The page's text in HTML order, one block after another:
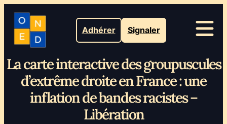
Adhérer Signaler
La carte interactive des groupuscules
d’extrême droite en France : une
inflation de bandes racistes –
Libération